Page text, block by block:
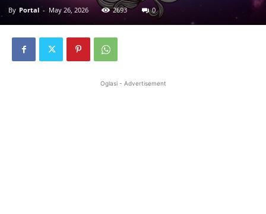
By Portal - May 26, 2026 2693 0
Oglasi - Advertisement